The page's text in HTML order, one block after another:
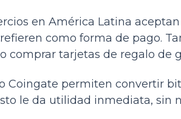
en América Latina
como forma de pago.
comprar tarjetas de regalo de
Coingate permiten convertir
le da utilidad inmediata, sin